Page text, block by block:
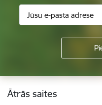
Kājene
Ātrās saites